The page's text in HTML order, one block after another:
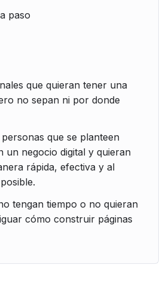
paso
que quieran tener una
no sepan ni por donde
que se planteen
un negocio digital y quieran
rápida, efectiva y al
tengan tiempo o no quieran
cómo construir páginas